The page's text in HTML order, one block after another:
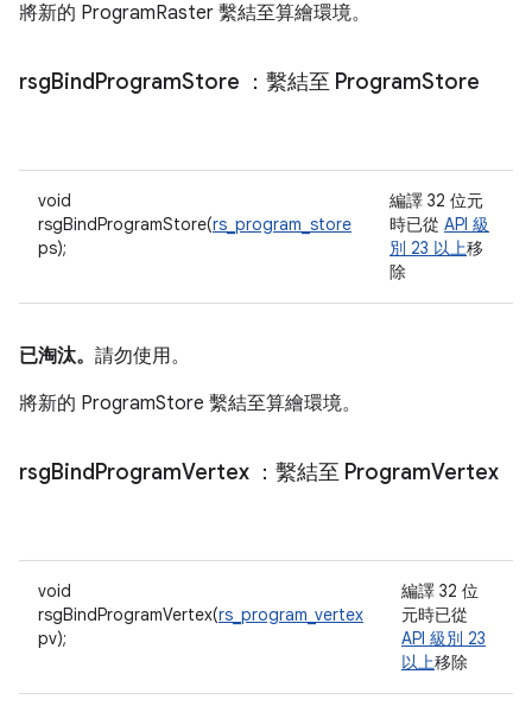
將新的 ProgramRaster 繫結至算繪環境。
rsgBind ProgramStore ：繫結至 ProgramStore
void
rsgBindProgramStore(rs_program_store
ps);
編譯 32 位元
時已從 API 級
別 23 以上移
除
已淘汰。 請勿使用。
將新的 ProgramStore 繫結至算繪環境。
rsgBind ProgramVertex ：繫結至 ProgramVertex
void
rsgBindProgramVertex(rs_program_vertex
pv);
編譯 32 位
元時已從
API 級別 23
以上移除